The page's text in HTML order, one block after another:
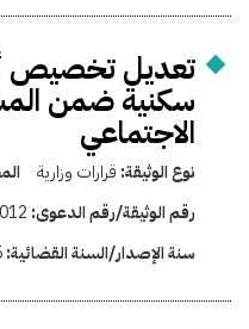
تعديل تخصيص
سكنية ضمن
الاجتماعي
نوع الوثيقة: قرارات وزارية
رقم الوثيقة/رقم الدعوى:
سنة الإصدار/السنة القضائية: